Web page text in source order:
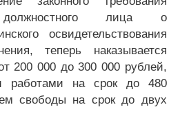
должностного лица о
освидетельствования
теперь наказывается
200 000 до 300 000 рублей,
работами на срок до 480
свободы на срок до двух